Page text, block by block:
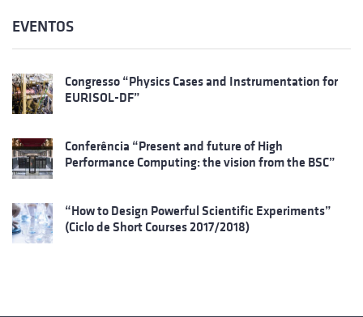
EVENTOS
Congresso “Physics Cases and Instrumentation for
EURISOL-DF”
Conferência “Present and future of High
Performance Computing: the vision from the BSC”
“How to Design Powerful Scientific Experiments”
(Ciclo de Short Courses 2017/2018)